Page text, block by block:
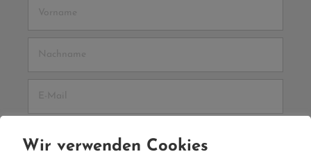
Nachricht
Wir verwenden Cookies